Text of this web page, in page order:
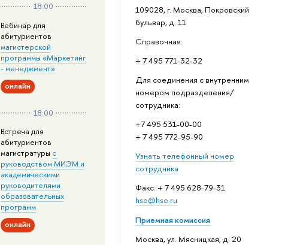
109028, г. Москва, Покровский
бульвар, д. 11
Справочная:
+ 7 495 771-32-32
Для соединения с внутренним
номером подразделения/
сотрудника:
+7 495 531-00-00
+ 7 495 772-95-90
Узнать телефонный номер
сотрудника
Факс: + 7 495 628-79-31
hse@hse.ru
Приемная комиссия
Москва, ул. Мясницкая, д. 20
18:00
Вебинар для
абитуриентов
магистерской
программы «Маркетинг
- менеджмент»
онлайн
18:00
Встреча для
абитуриентов
магистратуры с
руководством МИЭМ и
академическими
руководителями
образовательных
программ
онлайн